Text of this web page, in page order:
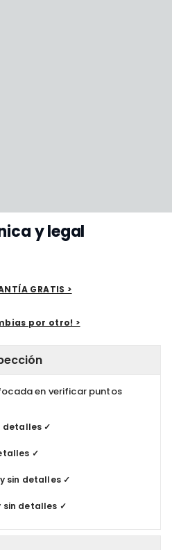
y legal
GRATIS >
por otro! >
en verificar puntos
detalles ✓
✓
sin detalles ✓
sin detalles ✓